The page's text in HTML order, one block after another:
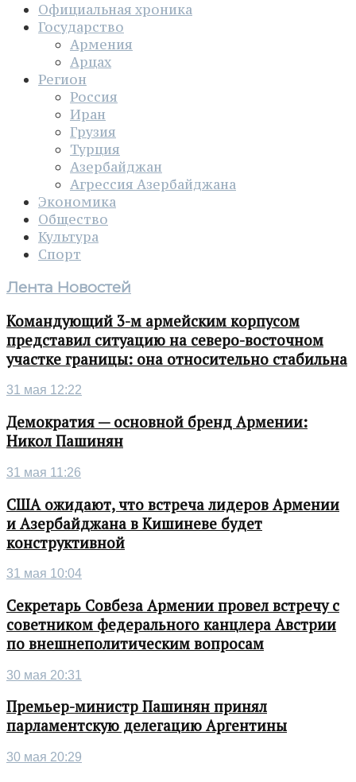
Официальная хроника
Государство
Армения
Арцах
Регион
Россия
Иран
Грузия
Турция
Азербайджан
Агрессия Азербайджана
Экономика
Общество
Культура
Спорт
Лента Новостей
Командующий 3-м армейским корпусом
представил ситуацию на северо-восточном
участке границы: она относительно стабильна
31 мая 12:22
Демократия — основной бренд Армении:
Никол Пашинян
31 мая 11:26
США ожидают, что встреча лидеров Армении
и Азербайджана в Кишиневе будет
конструктивной
31 мая 10:04
Секретарь Совбеза Армении провел встречу с
советником федерального канцлера Австрии
по внешнеполитическим вопросам
30 мая 20:31
Премьер-министр Пашинян принял
парламентскую делегацию Аргентины
30 мая 20:29